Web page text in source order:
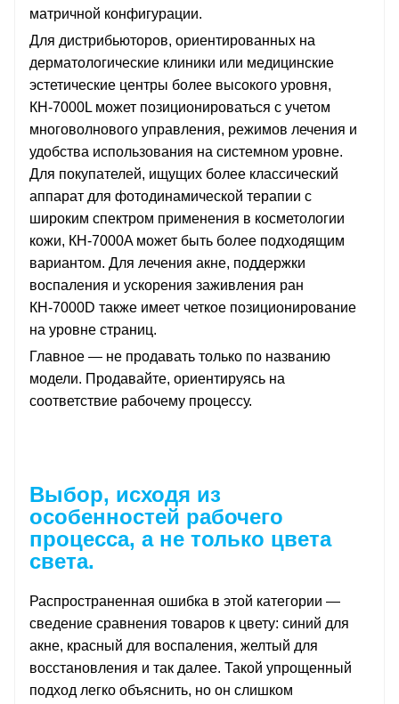
матричной конфигурации.
Для дистрибьюторов, ориентированных на
дерматологические клиники или медицинские
эстетические центры более высокого уровня,
КН-7000L может позиционироваться с учетом
многоволнового управления, режимов лечения и
удобства использования на системном уровне.
Для покупателей, ищущих более классический
аппарат для фотодинамической терапии с
широким спектром применения в косметологии
кожи, КН-7000A может быть более подходящим
вариантом. Для лечения акне, поддержки
воспаления и ускорения заживления ран
КН-7000D также имеет четкое позиционирование
на уровне страниц.
Главное — не продавать только по названию
модели. Продавайте, ориентируясь на
соответствие рабочему процессу.
Выбор, исходя из
особенностей рабочего
процесса, а не только цвета
света.
Распространенная ошибка в этой категории —
сведение сравнения товаров к цвету: синий для
акне, красный для воспаления, желтый для
восстановления и так далее. Такой упрощенный
подход легко объяснить, но он слишком